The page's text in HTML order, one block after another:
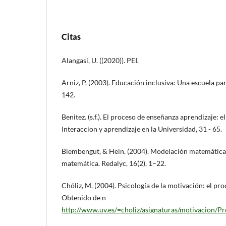
Citas
Alangasi, U. ((2020)). PEI.
Arniz, P. (2003). Educación inclusiva: Una escuela
142.
Benitez. (s.f.). El proceso de enseñanza aprendizaje:
Interaccion y aprendizaje en la Universidad, 31 - 65.
Biembengut, & Hein. (2004). Modelación
matemática. Redalyc, 16(2), 1–22.
Chóliz, M. (2004). Psicología de la motivación: el
Obtenido de n
http://www.uv.es/=choliz/asignaturas/motivacion/